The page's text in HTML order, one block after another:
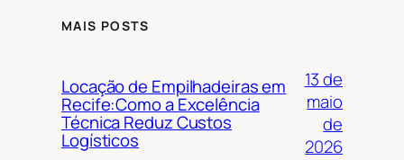
MAIS POSTS
Locação de Empilhadeiras em
Recife:Como a Excelência
Técnica Reduz Custos
Logísticos
13 de
maio
de
2026